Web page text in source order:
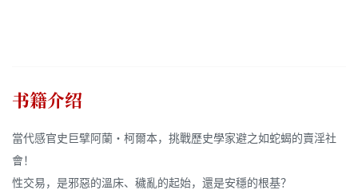
书籍介绍
當代感官史巨擘阿蘭‧柯爾本，挑戰歷史學家避之如蛇蝎的賣淫社
會！
性交易，是邪惡的溫床、穢亂的起始，還是安穩的根基？